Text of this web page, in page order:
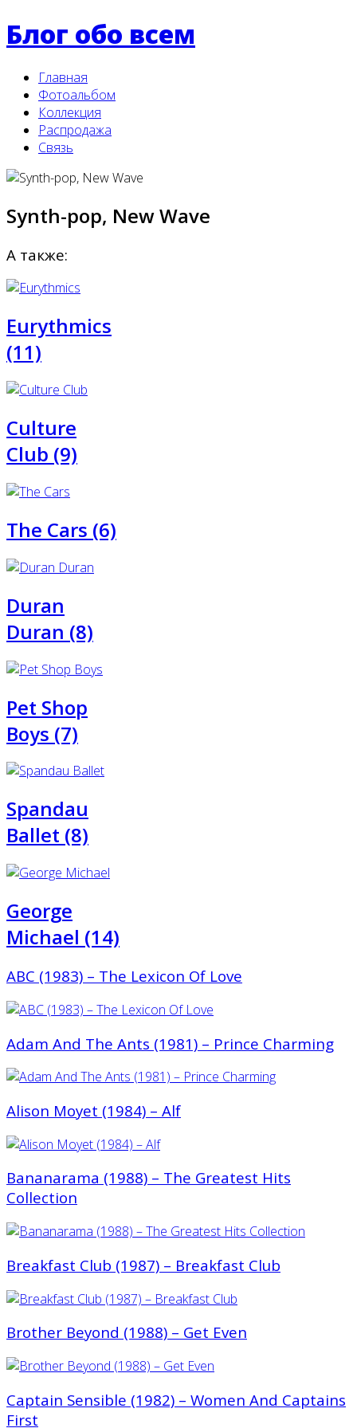
Блог обо всем
Главная
Фотоальбом
Коллекция
Распродажа
Связь
Synth-pop, New Wave
А также:
Eurythmics
(11)
Culture
Club (9)
The Cars (6)
Duran
Duran (8)
Pet Shop
Boys (7)
Spandau
Ballet (8)
George
Michael (14)
ABC (1983) ‎– The Lexicon Of Love
Adam And The Ants (1981) ‎– Prince Charming
Alison Moyet (1984) – Alf
Bananarama (1988) ‎– The Greatest Hits
Collection
Breakfast Club (1987) – Breakfast Club
Brother Beyond (1988) – Get Even
Captain Sensible (1982) ‎– Women And Captains
First